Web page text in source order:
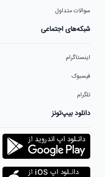
سوالات متداول
شبکه‌های اجتماعی
اینستاگرام
فیسبوک
تلگرام
دانلود بیپ‌تونز